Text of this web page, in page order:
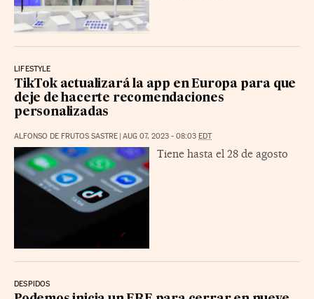
LIFESTYLE
TikTok actualizará la app en Europa para que
deje de hacerte recomendaciones
personalizadas
ALFONSO DE FRUTOS SASTRE AUG 07, 2023 - 08:03 EDT
Tiene hasta el 28 de agosto
DESPIDOS